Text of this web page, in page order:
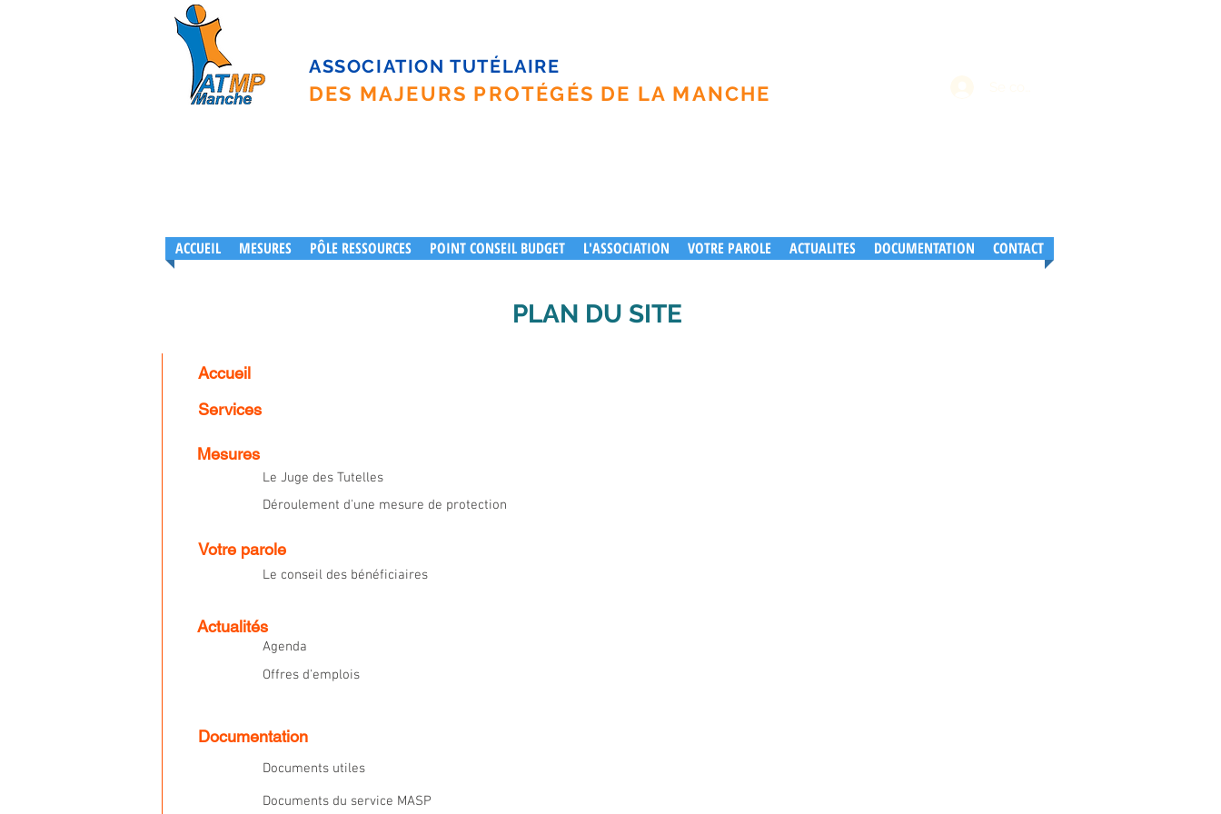
PLAN DU SITE
Accueil
Services
Mesures
Le Juge des Tutelles
Déroulement d'une mesure de protection
Votre parole
Le conseil des bénéficiaires
Actualités
Agenda
Offres d'emplois
Documentation
Documents utiles
Documents du service MASP
ASSOCIATION TUTÉLAIRE
DES MAJEURS PROTÉGÉS DE LA MANCHE
ACCUEIL MESURES PÔLE RESSOURCES POINT CONSEIL BUDGET L'ASSOCIATION VOTRE PAROLE ACTUALITES DOCUMENTATION CONTACT